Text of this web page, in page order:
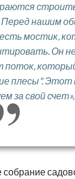
Перед нашим
мостик,
Он
поток,
плесы".
за свой